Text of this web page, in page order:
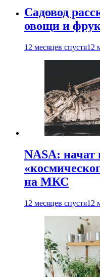
Садовод
овощи и
12 месяцев спустя12
NASA: начат
на МКС
12 месяцев спустя12